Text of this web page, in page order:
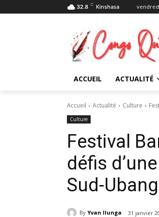
32.8 C Kinshasa
ACCUEIL ACTUALITÉ
Accueil Actualité Culture
Culture
Festival
défis
Sud-
By Yvan Ilunga 31 janvier